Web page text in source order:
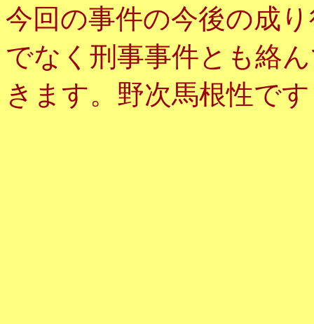
今回の事件の今後の成
でなく刑事事件とも絡
きます。野次馬根性で